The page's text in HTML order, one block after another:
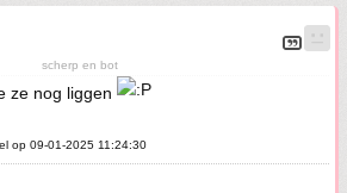
scherp en bot
ze nog liggen
op 09-01-2025 11:24:30